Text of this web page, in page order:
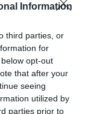
Information
third parties, or
for
opt-out
that after your
seeing
utilized by
parties prior to
σκόρδο – Το
trick που κάθε
να ξέρει